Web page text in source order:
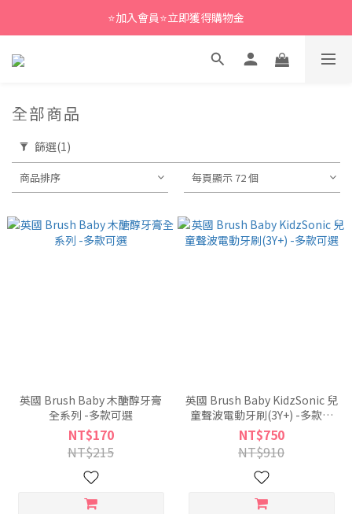
⭐加入會員⭐立即獲得購物金
全部商品
篩選(1)
商品排序 每頁顯示 72 個
英國 Brush Baby 木醣醇牙膏
全系列 -多款可選
NT$170
NT$215
英國 Brush Baby KidzSonic 兒
童聲波電動牙刷(3Y+) -多款可
選
NT$750
NT$910